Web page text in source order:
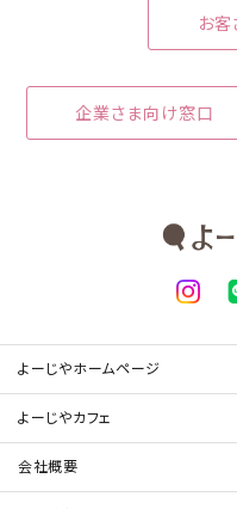
お
企業さま向け窓口
よーじやホームページ
よーじやカフェ
会社概要